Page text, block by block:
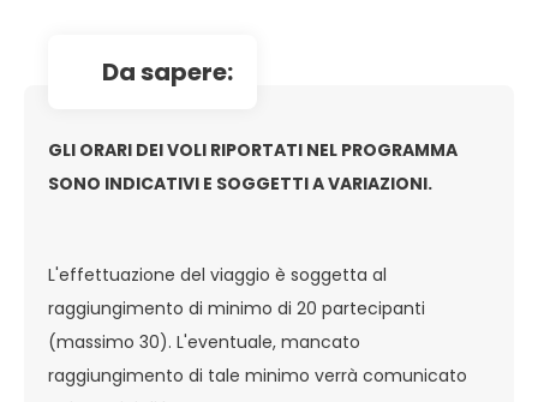
da sapere:
GLI ORARI DEI VOLI RIPORTATI NEL PROGRAMMA
SONO INDICATIVI E SOGGETTI A VARIAZIONI.
L'effettuazione del viaggio è soggetta al
raggiungimento di minimo di 20 partecipanti
(massimo 30). L'eventuale, mancato
raggiungimento di tale minimo verrà comunicato